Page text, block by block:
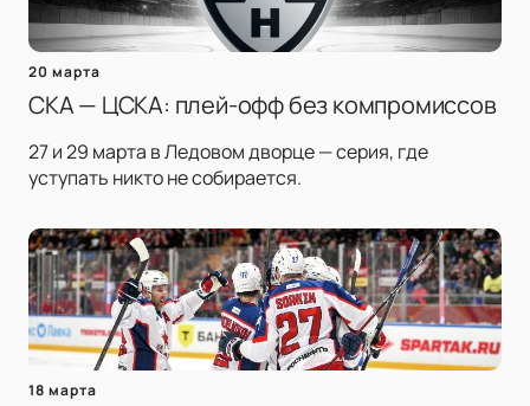
20 марта
СКА — ЦСКА: плей-офф без компромиссов
27 и 29 марта в Ледовом дворце — серия, где
уступать никто не собирается.
18 марта